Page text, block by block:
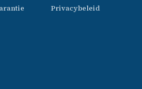
Privacybeleid